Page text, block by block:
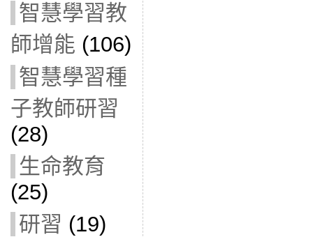
智慧學習教
師增能 (106)
智慧學習種
子教師研習
(28)
生命教育
(25)
研習 (19)